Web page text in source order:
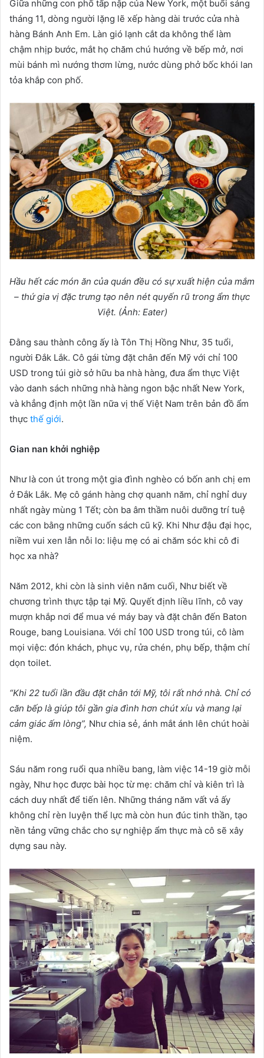
Giữa những con phố tấp nập của New York, một buổi sáng
tháng 11, dòng người lặng lẽ xếp hàng dài trước cửa nhà
hàng Bánh Anh Em. Làn gió lạnh cắt da không thể làm
chậm nhịp bước, mắt họ chăm chú hướng về bếp mở, nơi
mùi bánh mì nướng thơm lừng, nước dùng phở bốc khói lan
tỏa khắp con phố.
Hầu hết các món ăn của quán đều có sựxuất hiện của mắm
– thứgia vị đặc trưng tạo nên nét quyến rũ trong ẩm thực
Việt. (Ảnh: Eater)
Đằng sau thành công ấy là Tôn Thị Hồng Như, 35 tuổi,
người Đắk Lắk. Cô gái từng đặt chân đến Mỹ với chỉ 100
USD trong túi giờ sở hữu ba nhà hàng, đưa ẩm thực Việt
vào danh sách những nhà hàng ngon bậc nhất New York,
và khẳng định một lần nữa vị thế Việt Nam trên bản đồ ẩm
thực thế giới.
Gian nan khởi nghiệp
Như là con út trong một gia đình nghèo có bốn anh chị em
ở Đắk Lắk. Mẹ cô gánh hàng chợ quanh năm, chỉ nghỉ duy
nhất ngày mùng 1 Tết; còn ba âm thầm nuôi dưỡng trí tuệ
các con bằng những cuốn sách cũ kỹ. Khi Như đậu đại học,
niềm vui xen lẫn nỗi lo: liệu mẹ có ai chăm sóc khi cô đi
học xa nhà?
Năm 2012, khi còn là sinh viên năm cuối, Như biết về
chương trình thực tập tại Mỹ. Quyết định liều lĩnh, cô vay
mượn khắp nơi để mua vé máy bay và đặt chân đến Baton
Rouge, bang Louisiana. Với chỉ 100 USD trong túi, cô làm
mọi việc: đón khách, phục vụ, rửa chén, phụ bếp, thậm chí
dọn toilet.
“Khi 22 tuổi lần đầu đặt chân tới Mỹ, tôi rất nhớnhà. Chỉcó
căn bếp là giúp tôi gần gia đình hơn chút xíu và mang lại
cảm giác ấm lòng”, Như chia sẻ, ánh mắt ánh lên chút hoài
niệm.
Sáu năm rong ruổi qua nhiều bang, làm việc 14-19 giờ mỗi
ngày, Như học được bài học từ mẹ: chăm chỉ và kiên trì là
cách duy nhất để tiến lên. Những tháng năm vất vả ấy
không chỉ rèn luyện thể lực mà còn hun đúc tinh thần, tạo
nền tảng vững chắc cho sự nghiệp ẩm thực mà cô sẽ xây
dựng sau này.